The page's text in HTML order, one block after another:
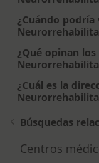
¿Cuándo
¿Qué opinan
¿Cuál es la
Búsquedas
Centros